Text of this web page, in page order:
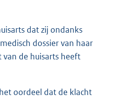
dat zij ondanks
dossier van haar
de huisarts heeft
oordeel dat de klacht